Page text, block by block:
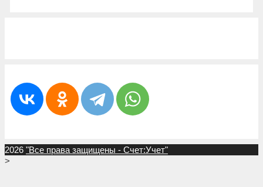
2026 "Все права защищены - Счет:Учет"
>